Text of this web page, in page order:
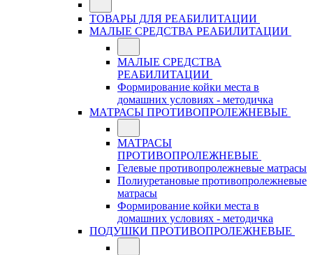
ТОВАРЫ ДЛЯ РЕАБИЛИТАЦИИ
МАЛЫЕ СРЕДСТВА РЕАБИЛИТАЦИИ
МАЛЫЕ СРЕДСТВА
РЕАБИЛИТАЦИИ
Формирование койки места в
домашних условиях - методичка
МАТРАСЫ ПРОТИВОПРОЛЕЖНЕВЫЕ
МАТРАСЫ
ПРОТИВОПРОЛЕЖНЕВЫЕ
Гелевые противопролежневые матрасы
Полиуретановые противопролежневые
матрасы
Формирование койки места в
домашних условиях - методичка
ПОДУШКИ ПРОТИВОПРОЛЕЖНЕВЫЕ